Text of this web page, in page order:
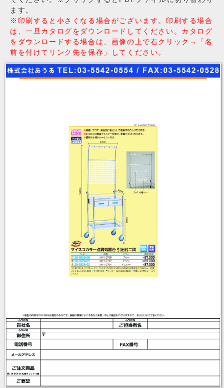
ます。
※印刷すると小さくなる場合がございます。印刷する場合
は、一旦カタログをダウンロードしてください。カタログ
をダウンロードする場合は、画像の上で右クリック→「名
前を付けてリンク先を保存」してください。